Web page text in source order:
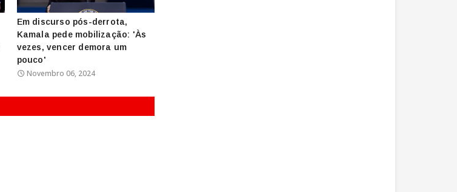
Em discurso pós-derrota,
Kamala pede mobilização: 'Às
vezes, vencer demora um
pouco'
Novembro 06, 2024